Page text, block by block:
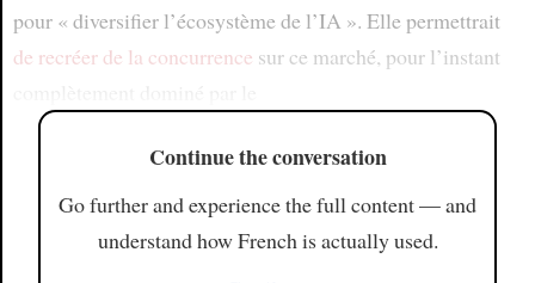
pour « diversifier l’écosystème de l’IA ». Elle permettrait
de recréer de la concurrence sur ce marché, pour l’instant
Continue the conversation
Go further and experience the full content — and
understand how French is actually used.